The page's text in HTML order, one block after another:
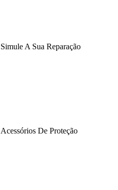
Simule A Sua Reparação
Acessórios De Proteção